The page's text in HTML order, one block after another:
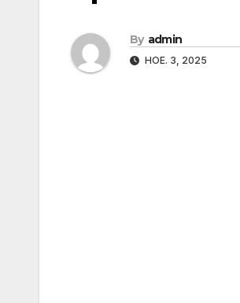
By admin
НОЕ. 3, 2025